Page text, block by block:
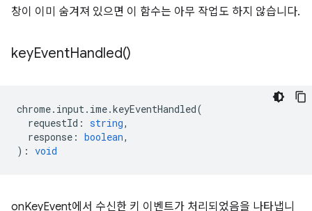
창이 이미 숨겨져 있으면 이 함수는 아무 작업도 하지 않습니다.
keyEventHandled()
chrome. input. ime.keyEventHandled(
requestId : string,
response : boolean,
) : void
onKeyEvent에서 수신한 키 이벤트가 처리되었음을 나타냅니